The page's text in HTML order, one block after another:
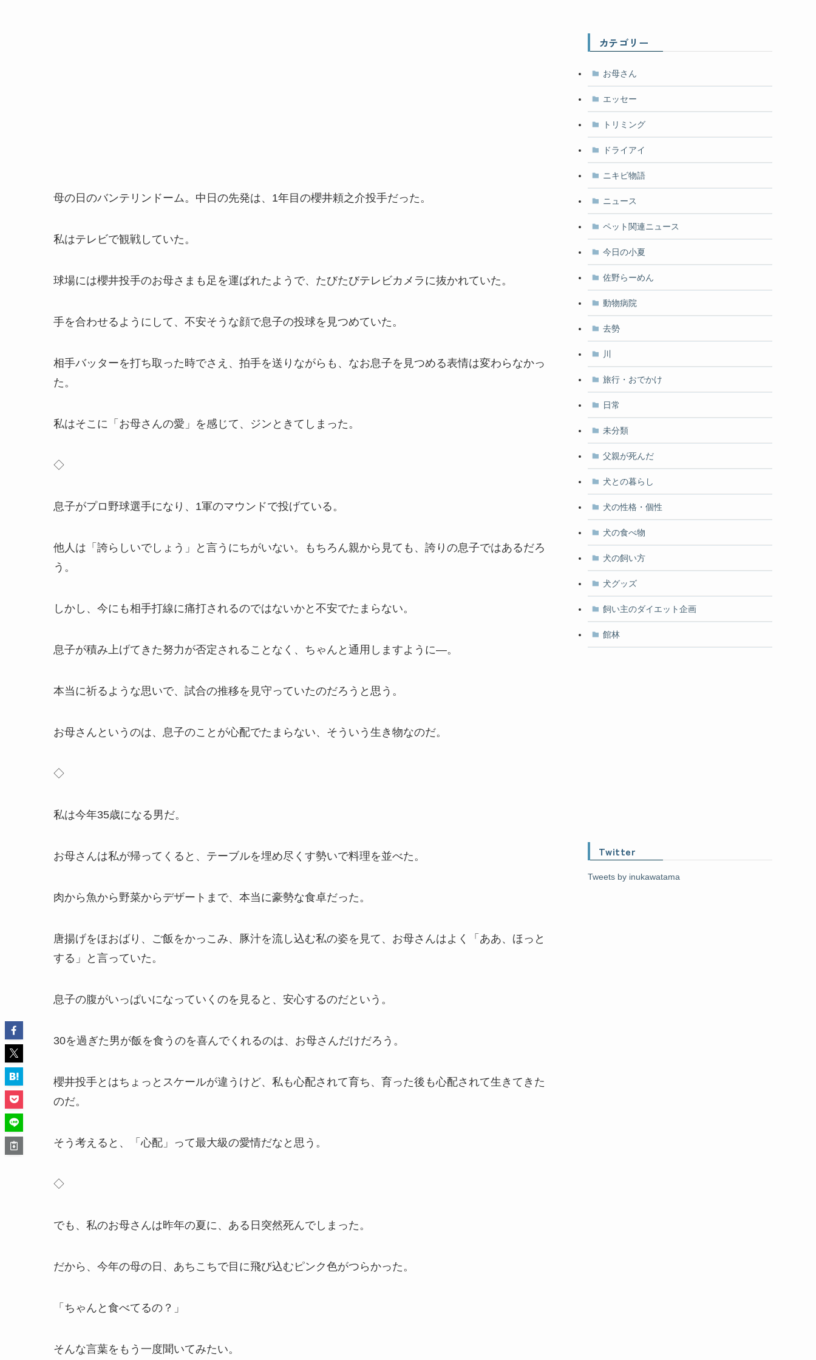
母の日のバンテリンドーム。中日の先発は、1年目の櫻井頼之介投手だった。
私はテレビで観戦していた。
球場には櫻井投手のお母さまも足を運ばれたようで、たびたびテレビカメラに抜かれていた。
手を合わせるようにして、不安そうな顔で息子の投球を見つめていた。
相手バッターを打ち取った時でさえ、拍手を送りながらも、なお息子を見つめる表情は変わらなかっ
た。
私はそこに「お母さんの愛」を感じて、ジンときてしまった。
◇
息子がプロ野球選手になり、1軍のマウンドで投げている。
他人は「誇らしいでしょう」と言うにちがいない。もちろん親から見ても、誇りの息子ではあるだろ
う。
しかし、今にも相手打線に痛打されるのではないかと不安でたまらない。
息子が積み上げてきた努力が否定されることなく、ちゃんと通用しますように―。
本当に祈るような思いで、試合の推移を見守っていたのだろうと思う。
お母さんというのは、息子のことが心配でたまらない、そういう生き物なのだ。
◇
私は今年35歳になる男だ。
お母さんは私が帰ってくると、テーブルを埋め尽くす勢いで料理を並べた。
肉から魚から野菜からデザートまで、本当に豪勢な食卓だった。
唐揚げをほおばり、ご飯をかっこみ、豚汁を流し込む私の姿を見て、お母さんはよく「ああ、ほっと
する」と言っていた。
息子の腹がいっぱいになっていくのを見ると、安心するのだという。
30を過ぎた男が飯を食うのを喜んでくれるのは、お母さんだけだろう。
櫻井投手とはちょっとスケールが違うけど、私も心配されて育ち、育った後も心配されて生きてきた
のだ。
そう考えると、「心配」って最大級の愛情だなと思う。
◇
でも、私のお母さんは昨年の夏に、ある日突然死んでしまった。
だから、今年の母の日、あちこちで目に飛び込むピンク色がつらかった。
「ちゃんと食べてるの？」
そんな言葉をもう一度聞いてみたい。
カテゴリー
お母さん
エッセー
トリミング
ドライアイ
ニキビ物語
ニュース
ペット関連ニュース
今日の小夏
佐野らーめん
動物病院
去勢
川
旅行・おでかけ
日常
未分類
父親が死んだ
犬との暮らし
犬の性格・個性
犬の食べ物
犬の飼い方
犬グッズ
飼い主のダイエット企画
館林
Twitter
Tweets by inukawatama